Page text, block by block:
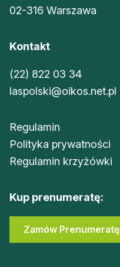
02-316 Warszawa
Kontakt
(22) 822 03 34
laspolski@oikos.net.pl
Regulamin
Polityka prywatności
Regulamin krzyżówki
Kup prenumeratę:
Zamów Prenumeratę